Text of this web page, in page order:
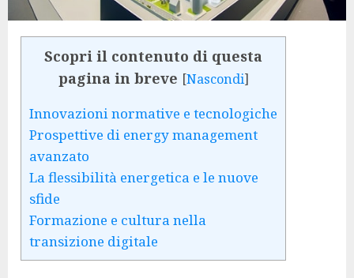
Scopri il contenuto di questa
pagina in breve [Nascondi]
Innovazioni normative e tecnologiche
Prospettive di energy management
avanzato
La flessibilità energetica e le nuove
sfide
Formazione e cultura nella
transizione digitale